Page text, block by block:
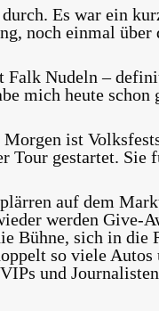
Es war ein
noch einmal über
Falk Nudeln –
mich heute schon
Morgen ist
Tour gestartet.
auf dem
werden Give-
Bühne, sich in die
so viele
und